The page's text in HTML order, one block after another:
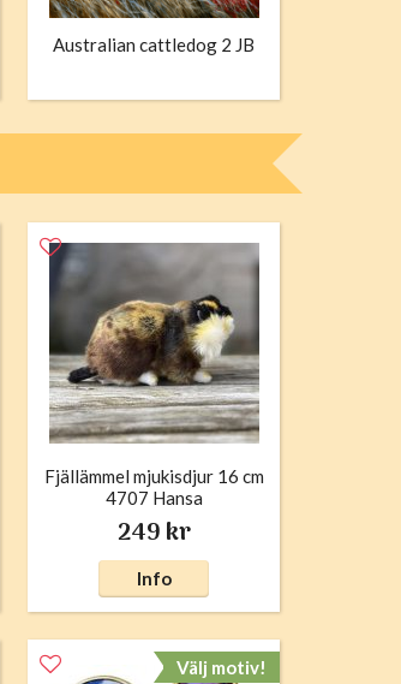
Australian cattledog 2 JB
Fjällämmel mjukisdjur 16 cm
4707 Hansa
249 kr
Info
Välj motiv!